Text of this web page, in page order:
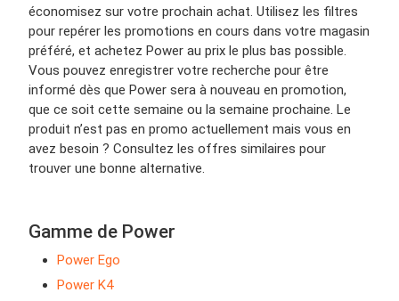
économisez sur votre prochain achat. Utilisez les filtres
pour repérer les promotions en cours dans votre magasin
préféré, et achetez Power au prix le plus bas possible.
Vous pouvez enregistrer votre recherche pour être
informé dès que Power sera à nouveau en promotion,
que ce soit cette semaine ou la semaine prochaine. Le
produit n’est pas en promo actuellement mais vous en
avez besoin ? Consultez les offres similaires pour
trouver une bonne alternative.
Gamme de Power
Power Ego
Power K4